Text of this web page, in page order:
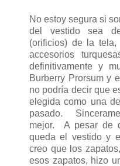
No estoy segura si
del vestido sea
(orificios) de la
accesorios
definitivamente y
Burberry Prorsum y
no podría decir que
elegida como una
pasado.
mejor. A pesar de
queda el vestido y
creo que los
esos zapatos, hizo